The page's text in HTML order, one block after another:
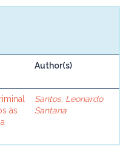
Author(s)
às
Santos, Leonardo
Santana